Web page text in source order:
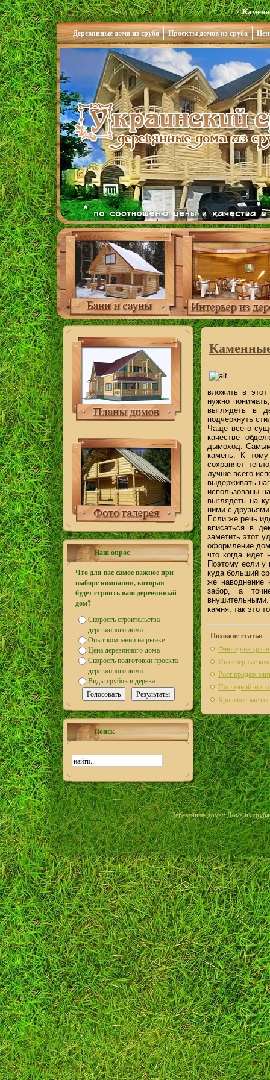
Деревянные дома из сруба Проекты домов из сруба
Наш опрос
Что для вас самое важное при
выборе компании, которая
будет строить ваш деревянный
дом?
Скорость строительства
деревянного дома
Опыт компании на рынке
Цена деревянного дома
Скорость подготовки проекта
деревянного дома
Виды срубов и дерева
Поиск
вложить в
нужно
выглядеть в
подчеркнуть
Чаще всего
качестве
дымоход. Самым
камень. К
сохраняет
лучше всего
выдерживать
использованы
выглядеть на
ними с
Если же речь
вписаться в
заметить этот
оформление
что когда идет
Поэтому если у
куда больший
же наводнение
забор, а
внушительными.
камня, так это
Похожие статьи
Флюгер на
Инженерные
Рост продаж
Последний этап
Кровеносные
Деревянные дома::Дома из сруба